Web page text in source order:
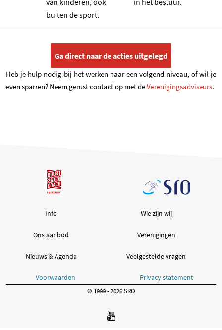
van kinderen, ook
buiten de sport.
in het bestuur.
Ga direct naar de acties uitgelegd
Heb je hulp nodig bij het werken naar een volgend niveau, of wil je
even sparren? Neem gerust contact op met deVerenigingsadviseurs.
Info
Ons aanbod
Nieuws & Agenda
Wie zijn wij
Verenigingen
Veelgestelde vragen
Voorwaarden Privacy statement
© 1999 - 2026 SRO